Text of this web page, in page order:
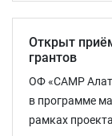
Открыт
грантов
ОФ «САМР
в программе
рамках